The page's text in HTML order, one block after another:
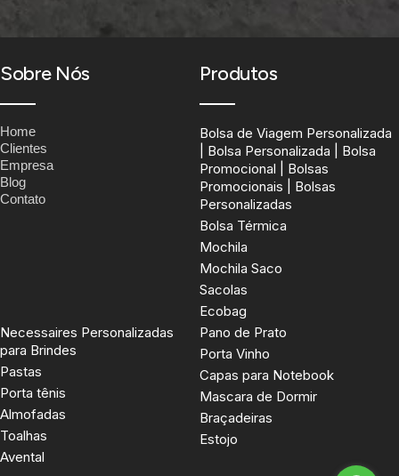
Sobre Nós
Home
Clientes
Empresa
Blog
Contato
Produtos
Bolsa de Viagem Personalizada
| Bolsa Personalizada | Bolsa
Promocional | Bolsas
Promocionais | Bolsas
Personalizadas
Bolsa Térmica
Mochila
Mochila Saco
Sacolas
Ecobag
Necessaires Personalizadas
para Brindes
Pastas
Porta tênis
Almofadas
Toalhas
Avental
Pano de Prato
Porta Vinho
Capas para Notebook
Mascara de Dormir
Braçadeiras
Estojo